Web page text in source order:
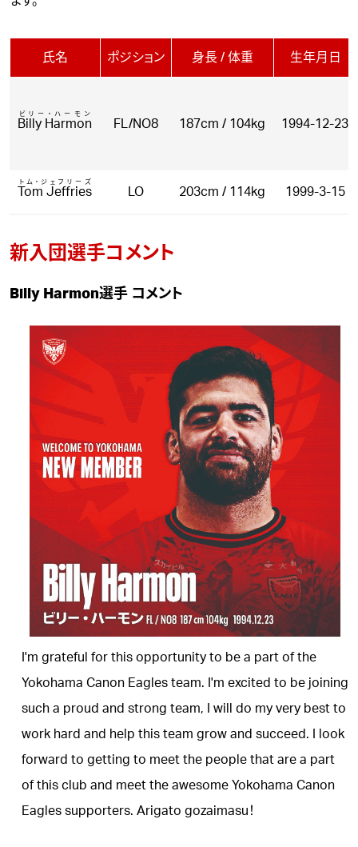
氏名 ポジション 身長 / 体重 生年月日
Billy Harmon
ビリー・ハーモン
FL/NO8 187cm / 104kg 1994-12-23
Tom Jeffries
トム・ジェフリーズ
LO 203cm / 114kg 1999-3-15
新入団選手コメント
Billy Harmon選手 コメント
I'm grateful for this opportunity to be a part of the
Yokohama Canon Eagles team. I'm excited to be joining
such a proud and strong team, I will do my very best to
work hard and help this team grow and succeed. I look
forward to getting to meet the people that are a part
of this club and meet the awesome Yokohama Canon
Eagles supporters. Arigato gozaimasu！